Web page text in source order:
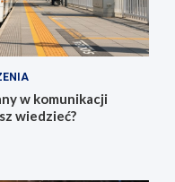
w komunikacji
wiedzieć?